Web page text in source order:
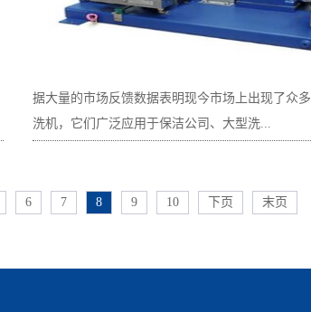
确定疏通喷头哪种品牌好，从而缩小挑选范围。
况，如喷头过长，则可能小于其管道的弯曲半径
任务。2.喷头内部结构疏通喷头的内部结构主要包
响到喷孔的活动阻力和流量系数。疏通喷头进口
喷孔活动阻力的主要因素。进口角较大其进口阻力
转速越低越能确保射流形状，进步射流的打击力
据大量的市场反馈数据表明现今市场上出现了众
洗机，它们广泛应用于保洁公司、大型洗...
车场以及工矿企业等多个不同的场所。这些场所
6 7 8 9 10 下页 末页